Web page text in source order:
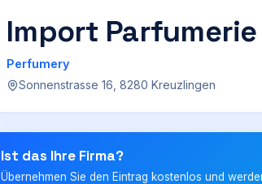
Import Parfumerie
Perfumery
Sonnenstrasse 16, 8280 Kreuzlingen
Ist das Ihre Firma?
Übernehmen Sie den Eintrag kostenlos und